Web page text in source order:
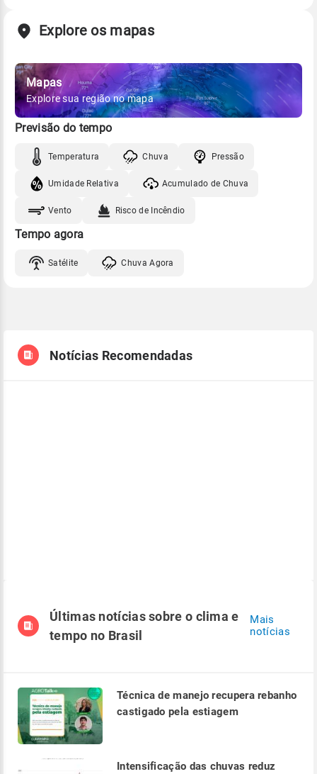
Explore os mapas
Mapas
Explore sua região no mapa
Previsão do tempo
Temperatura Chuva Pressão
Umidade Relativa Acumulado de Chuva
Vento Risco de Incêndio
Tempo agora
Satélite Chuva Agora
Notícias Recomendadas
Últimas notícias sobre o clima e
tempo no Brasil
Mais
notícias
Técnica de manejo recupera rebanho
castigado pela estiagem
Intensificação das chuvas reduz